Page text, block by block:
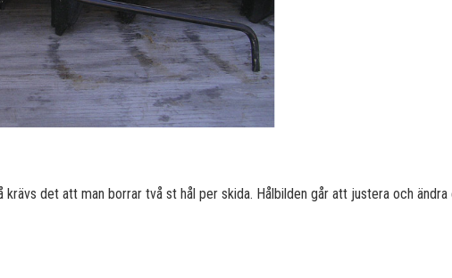
det att man borrar två st hål per skida. Hålbilden går att justera och